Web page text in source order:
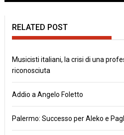
RELATED POST
Musicisti italiani, la crisi di una
riconosciuta
Addio a Angelo Foletto
Palermo: Successo per Aleko e